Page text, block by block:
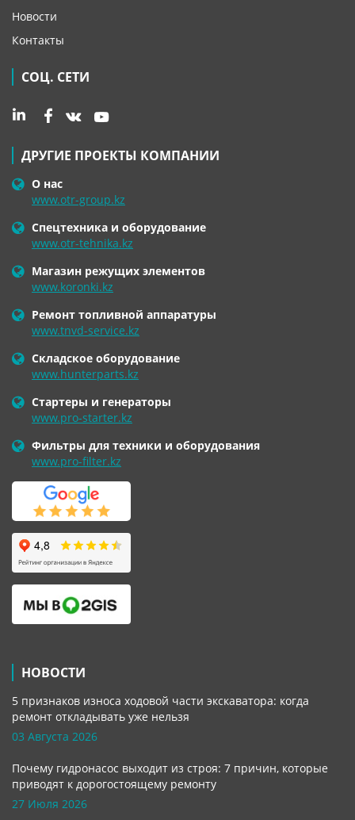
Новости
Контакты
СОЦ. СЕТИ
ДРУГИЕ ПРОЕКТЫ КОМПАНИИ
О нас
www.otr-group.kz
Спецтехника и оборудование
www.otr-tehnika.kz
Магазин режущих элементов
www.koronki.kz
Ремонт топливной аппаратуры
www.tnvd-service.kz
Складское оборудование
www.hunterparts.kz
Стартеры и генераторы
www.pro-starter.kz
Фильтры для техники и оборудования
www.pro-filter.kz
НОВОСТИ
5 признаков износа ходовой части экскаватора: когда
ремонт откладывать уже нельзя
03 Августа 2026
Почему гидронасос выходит из строя: 7 причин, которые
приводят к дорогостоящему ремонту
27 Июля 2026